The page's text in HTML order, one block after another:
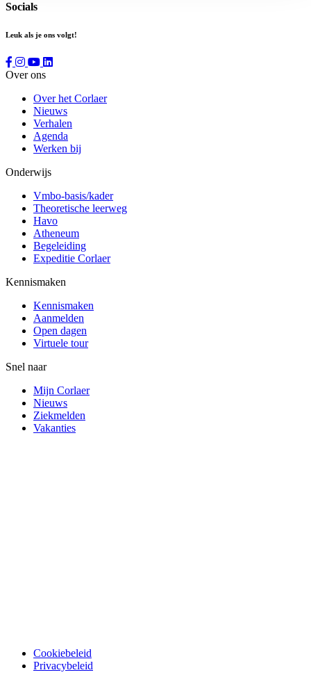
Socials
Leuk als je ons volgt!
Over ons
Over het Corlaer
Nieuws
Verhalen
Agenda
Werken bij
Onderwijs
Vmbo-basis/kader
Theoretische leerweg
Havo
Atheneum
Begeleiding
Expeditie Corlaer
Kennismaken
Kennismaken
Aanmelden
Open dagen
Virtuele tour
Snel naar
Mijn Corlaer
Nieuws
Ziekmelden
Vakanties
Cookiebeleid
Privacybeleid